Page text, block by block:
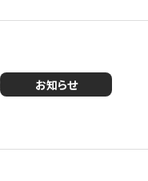
お知らせ